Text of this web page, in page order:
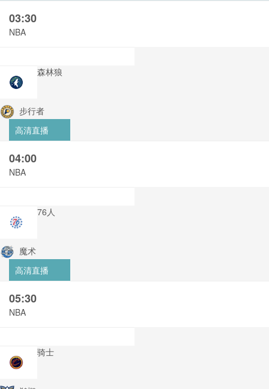
03:30
NBA
森林狼
步行者
高清直播
04:00
NBA
76人
魔术
高清直播
05:30
NBA
骑士